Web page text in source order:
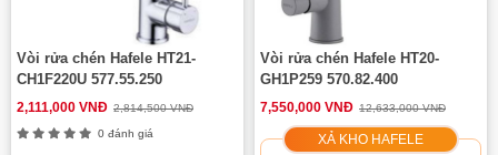
Vòi rửa chén Hafele HT21-
CH1F220U 577.55.250
2,111,000 VNĐ 2,814,500 VNĐ
0 đánh giá
Vòi rửa chén Hafele HT20-
GH1P259 570.82.400
7,550,000 VNĐ 12,633,000 VNĐ
XẢ KHO HAFELE